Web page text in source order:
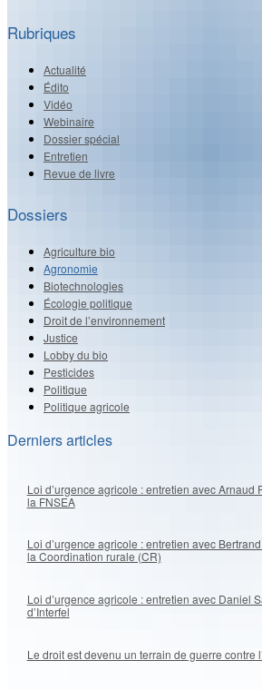
Rubriques
Actualité
Édito
Vidéo
Webinaire
Dossier spécial
Entretien
Revue de livre
Dossiers
Agriculture bio
Agronomie
Biotechnologies
Écologie politique
Droit de l’environnement
Justice
Lobby du bio
Pesticides
Politique
Politique agricole
Derniers articles
Loi d’urgence agricole : entretien avec Arnaud
la FNSEA
Loi d’urgence agricole : entretien avec
la Coordination rurale (CR)
Loi d’urgence agricole : entretien avec Daniel
d’Interfel
Le droit est devenu un terrain de guerre contre